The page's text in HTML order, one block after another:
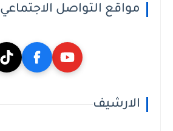
مواقع التواصل الاجتماعي
الارشيف